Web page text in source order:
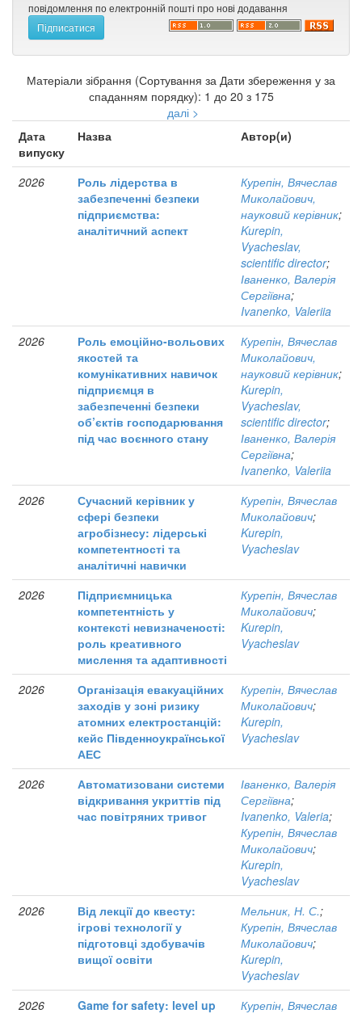
повідомлення по електронній пошті про нові додавання
Матеріали зібрання (Сортування за Дати збереження у за
спаданням порядку): 1 до 20 з 175
далі >
Дата
випуску
Назва Автор(и)
2026
Роль лідерства в
забезпеченні безпеки
підприємства:
аналітичний аспект
Курепін, Вячеслав
Миколайович,
науковий керівник;
Kurepin,
Vyacheslav,
scientific director;
Іваненко, Валерія
Сергіївна;
Ivanenko, Valeriia
2026
Роль емоційно-вольових
якостей та
комунікативних навичок
підприємця в
забезпеченні безпеки
об’єктів господарювання
під час воєнного стану
Курепін, Вячеслав
Миколайович,
науковий керівник;
Kurepin,
Vyacheslav,
scientific director;
Іваненко, Валерія
Сергіївна;
Ivanenko, Valeriia
2026
Сучасний керівник у
сфері безпеки
агробізнесу: лідерські
компетентності та
аналітичні навички
Курепін, Вячеслав
Миколайович;
Kurepin,
Vyacheslav
2026
Підприємницька
компетентність у
контексті невизначеності:
роль креативного
мислення та адаптивності
Курепін, Вячеслав
Миколайович;
Kurepin,
Vyacheslav
2026
Організація евакуаційних
заходів у зоні ризику
атомних електростанцій:
кейс Південноукраїнської
АЕС
Курепін, Вячеслав
Миколайович;
Kurepin,
Vyacheslav
2026
Автоматизовани системи
відкривання укриттів під
час повітряних тривог
Іваненко, Валерія
Сергіївна;
Ivanenko, Valeria;
Курепін, Вячеслав
Миколайович;
Kurepin,
Vyacheslav
2026
Від лекції до квесту:
ігрові технології у
підготовці здобувачів
вищої освіти
Мельник, Н. С.;
Курепін, Вячеслав
Миколайович;
Kurepin,
Vyacheslav
2026
Game for safety: level up
Курепін, Вячеслав